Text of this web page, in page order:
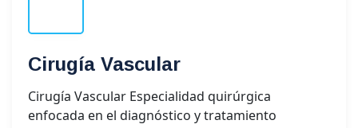
Cirugía Vascular
Cirugía Vascular Especialidad quirúrgica
enfocada en el diagnóstico y tratamiento